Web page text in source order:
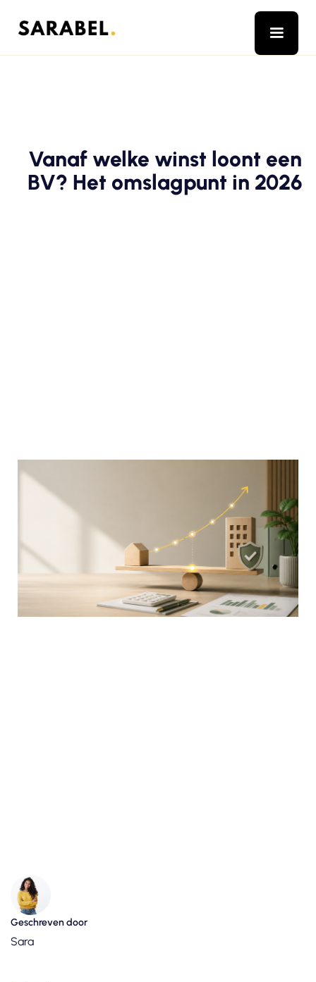
Vanaf welke winst loont een
BV? Het omslagpunt in 2026
Geschreven door
Sara